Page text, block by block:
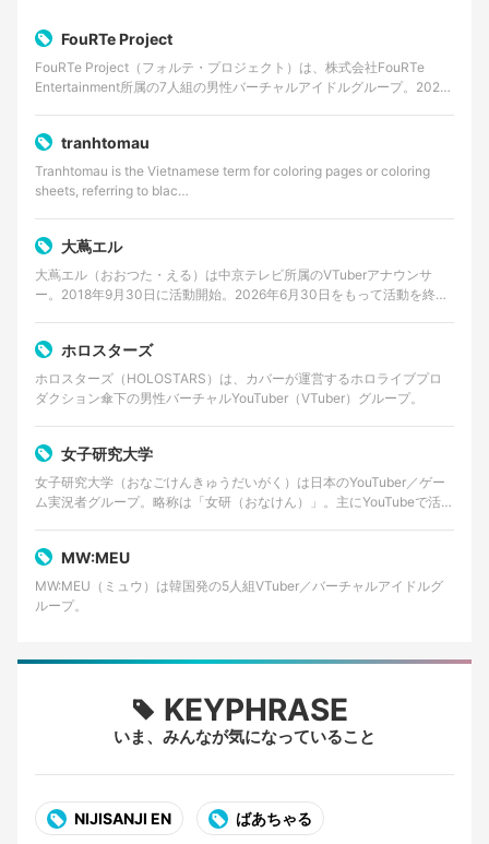
FouRTe Project
FouRTe Project（フォルテ・プロジェクト）は、株式会社FouRTe
Entertainment所属の7人組の男性バーチャルアイドルグループ。2025
tranhtomau
Tranhtomau is the Vietnamese term for coloring pages or coloring
sheets, referring to blac…
大蔦エル
大蔦エル（おおつた・える）は中京テレビ所属のVTuberアナウンサ
ー。2018年9月30日に活動開始。2026年6月30日をもって活動を終了
ホロスターズ
ホロスターズ（HOLOSTARS）は、カバーが運営するホロライブプロ
ダクション傘下の男性バーチャルYouTuber（VTuber）グループ。
女子研究大学
女子研究大学（おなごけんきゅうだいがく）は日本のYouTuber／ゲー
ム実況者グループ。略称は「女研（おなけん）」。主にYouTubeで活動
MW:MEU
MW:MEU（ミュウ）は韓国発の5人組VTuber／バーチャルアイドルグ
ループ。
KEYPHRASE
いま、みんなが気になっていること
NIJISANJI EN ばあちゃる